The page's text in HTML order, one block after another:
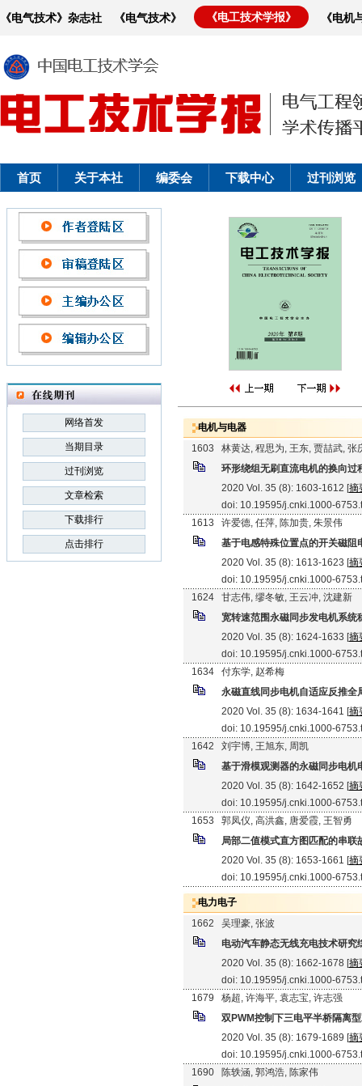
《电气技术》杂志社 《电气技术》 《电工技术学报》 《电
首页 关于本社 编委会 下载中心 过刊浏览
网络首发
当期目录
过刊浏览
文章检索
下载排行
点击排行
电机与电器
1603
林黄达, 程思为, 王东, 贾喆武, 张
环形绕组无刷直流电机的换向过
2020 Vol. 35 (8): 1603-1612 [摘
doi: 10.19595/j.cnki.1000-
1613
许爱德, 任萍, 陈加贵, 朱景伟
基于电感特殊位置点的开关磁阻
2020 Vol. 35 (8): 1613-1623 [摘
doi: 10.19595/j.cnki.1000-
1624
甘志伟, 缪冬敏, 王云冲, 沈建新
宽转速范围永磁同步发电机系统
2020 Vol. 35 (8): 1624-1633 [摘
doi: 10.19595/j.cnki.1000-
1634
付东学, 赵希梅
永磁直线同步电机自适应反推全
2020 Vol. 35 (8): 1634-1641 [摘
doi: 10.19595/j.cnki.1000-
1642
刘宇博, 王旭东, 周凯
基于滑模观测器的永磁同步电机
2020 Vol. 35 (8): 1642-1652 [摘
doi: 10.19595/j.cnki.1000-
1653
郭凤仪, 高洪鑫, 唐爱霞, 王智勇
局部二值模式直方图匹配的串联
2020 Vol. 35 (8): 1653-1661 [摘
doi: 10.19595/j.cnki.1000-
电力电子
1662
吴理豪, 张波
电动汽车静态无线充电技术研究
2020 Vol. 35 (8): 1662-1678 [摘
doi: 10.19595/j.cnki.1000-
1679
杨超, 许海平, 袁志宝, 许志强
双PWM控制下三电平半桥隔离
2020 Vol. 35 (8): 1679-1689 [摘
doi: 10.19595/j.cnki.1000-
1690
陈轶涵, 郭鸿浩, 陈家伟